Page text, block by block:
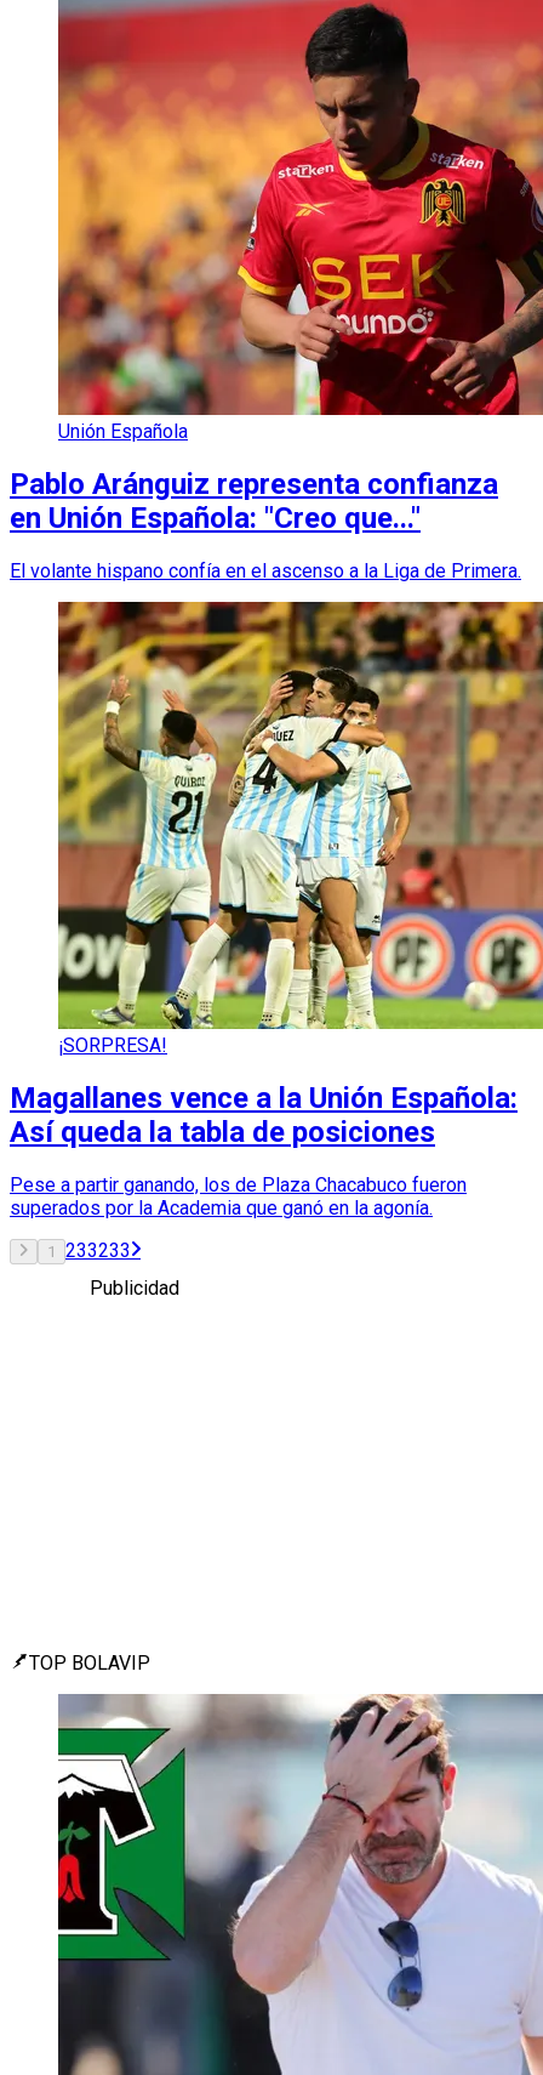
Unión Española
Pablo Aránguiz representa confianza
en Unión Española: "Creo que..."
El volante hispano confía en el ascenso a la Liga de Primera.
¡SORPRESA!
Magallanes vence a la Unión Española:
Así queda la tabla de posiciones
Pese a partir ganando, los de Plaza Chacabuco fueron
superados por la Academia que ganó en la agonía.
1 233233
Publicidad
TOP BOLAVIP